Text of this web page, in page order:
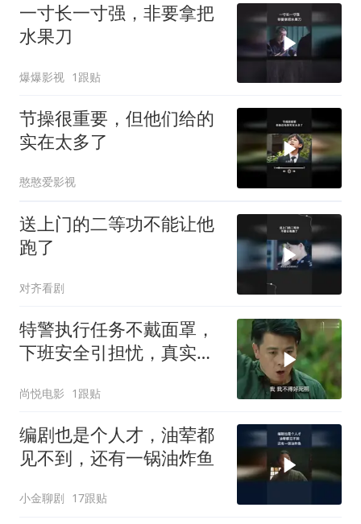
一寸长一寸强，非要拿把
水果刀
爆爆影视 1跟贴
节操很重要，但他们给的
实在太多了
憨憨爱影视
送上门的二等功不能让他
跑了
对齐看剧
特警执行任务不戴面罩，
下班安全引担忧，真实情
尚悦电影 1跟贴
编剧也是个人才，油荤都
见不到，还有一锅油炸鱼
小金聊剧 17跟贴